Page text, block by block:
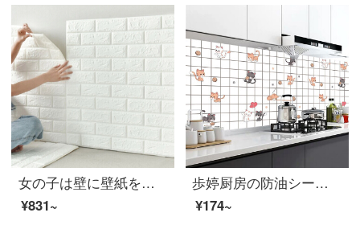
女の子は壁に壁紙を貼ることを防ぎます。10枚の服は自分で貼ります。厚い3 D立体レンガの紋様は防水防油壁板を貼ります。寝室のテレビ背景壁の装飾ステッカーは70*77 cmの白です。
¥831~
歩婷厨房の防油シールは高温防油煙シールキャビネットのかまど台で壁に防水油煙タイルを貼り、台所のシールを厚くして油汚れ防止キッチンの壁紙に貼ります。
¥174~